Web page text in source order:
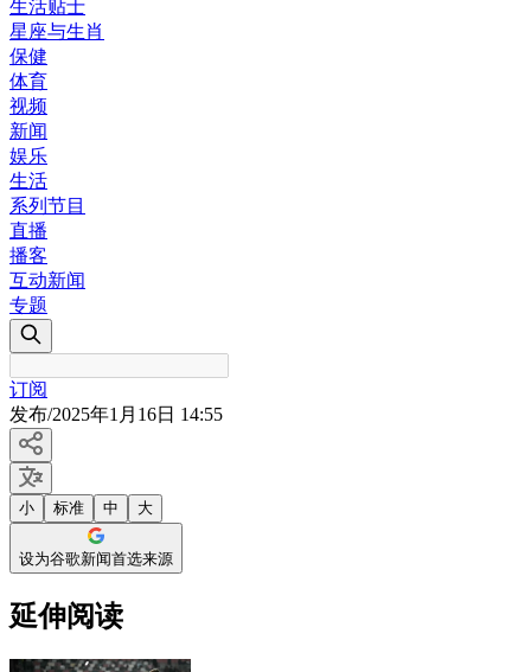
生活贴士
星座与生肖
保健
体育
视频
新闻
娱乐
生活
系列节目
直播
播客
互动新闻
专题
订阅
发布/2025年1月16日 14:55
小 标准 中 大
设为谷歌新闻首选来源
延伸阅读